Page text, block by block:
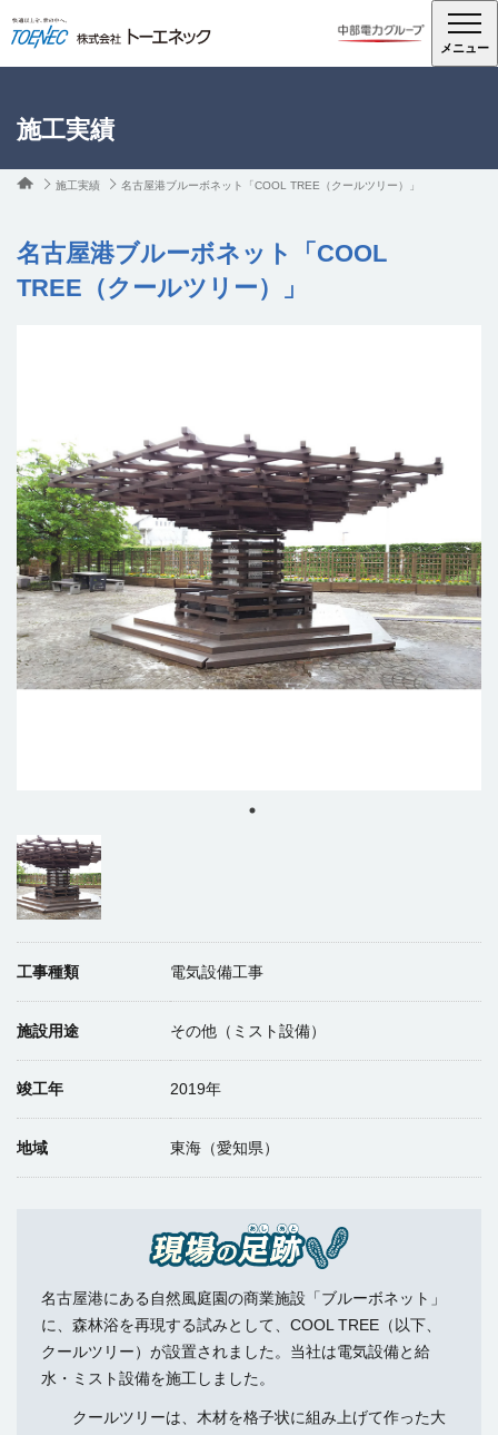
メニュー
施工実績
施工実績 名古屋港ブルーボネット「COOL TREE（クールツリー）」
名古屋港ブルーボネット「COOL
TREE（クールツリー）」
工事種類 電気設備工事
施設用途 その他（ミスト設備）
竣工年 2019年
地域 東海（愛知県）
名古屋港にある自然風庭園の商業施設「ブルーボネット」
に、森林浴を再現する試みとして、COOL TREE（以下、
クールツリー）が設置されました。当社は電気設備と給
水・ミスト設備を施工しました。
クールツリーは、木材を格子状に組み上げて作った大